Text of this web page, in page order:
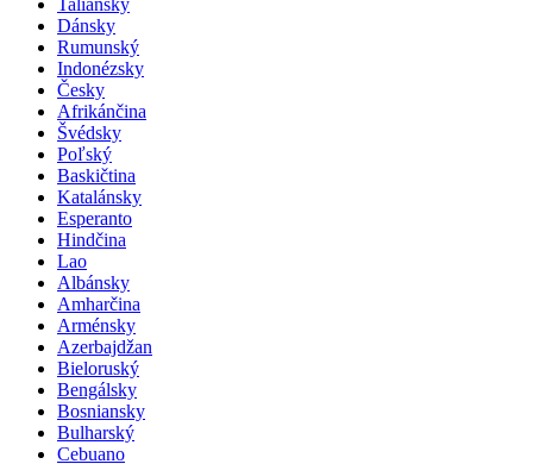
Taliansky
Dánsky
Rumunský
Indonézsky
Česky
Afrikánčina
Švédsky
Poľský
Baskičtina
Katalánsky
Esperanto
Hindčina
Lao
Albánsky
Amharčina
Arménsky
Azerbajdžan
Bieloruský
Bengálsky
Bosniansky
Bulharský
Cebuano